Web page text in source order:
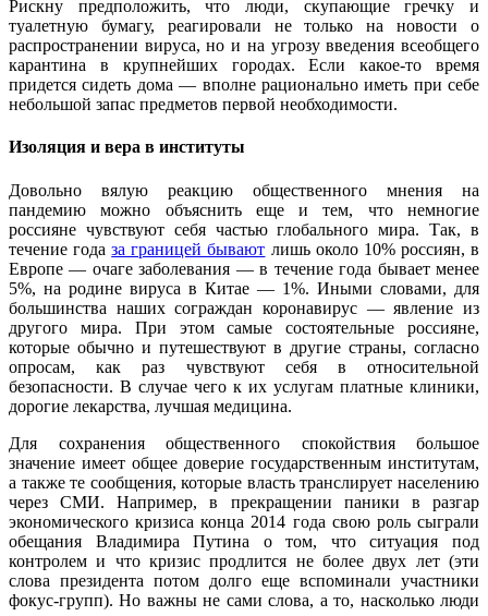
Рискну предположить, что люди, скупающие гречку и
туалетную бумагу, реагировали не только на новости о
распространении вируса, но и на угрозу введения всеобщего
карантина в крупнейших городах. Если какое-то время
придется сидеть дома — вполне рационально иметь при себе
небольшой запас предметов первой необходимости.
Изоляция и вера в институты
Довольно вялую реакцию общественного мнения на
пандемию можно объяснить еще и тем, что немногие
россияне чувствуют себя частью глобального мира. Так, в
течение годаза границей бывают лишь около 10% россиян, в
Европе — очаге заболевания — в течение года бывает менее
5%, на родине вируса в Китае — 1%. Иными словами, для
большинства наших сограждан коронавирус — явление из
другого мира. При этом самые состоятельные россияне,
которые обычно и путешествуют в другие страны, согласно
опросам, как раз чувствуют себя в относительной
безопасности. В случае чего к их услугам платные клиники,
дорогие лекарства, лучшая медицина.
Для сохранения общественного спокойствия большое
значение имеет общее доверие государственным институтам,
а также те сообщения, которые власть транслирует населению
через СМИ. Например, в прекращении паники в разгар
экономического кризиса конца 2014 года свою роль сыграли
обещания Владимира Путина о том, что ситуация под
контролем и что кризис продлится не более двух лет (эти
слова президента потом долго еще вспоминали участники
фокус-групп). Но важны не сами слова, а то, насколько люди